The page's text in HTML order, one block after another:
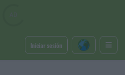
Iniciar sesión